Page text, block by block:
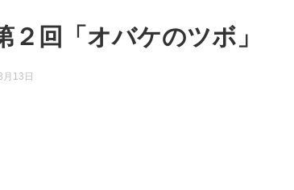
２回「オバケのツボ」
13日